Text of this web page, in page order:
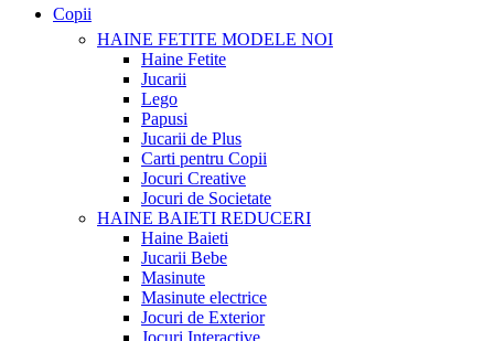
Copii
HAINE FETITE MODELE NOI
Haine Fetite
Jucarii
Lego
Papusi
Jucarii de Plus
Carti pentru Copii
Jocuri Creative
Jocuri de Societate
HAINE BAIETI REDUCERI
Haine Baieti
Jucarii Bebe
Masinute
Masinute electrice
Jocuri de Exterior
Jocuri Interactive